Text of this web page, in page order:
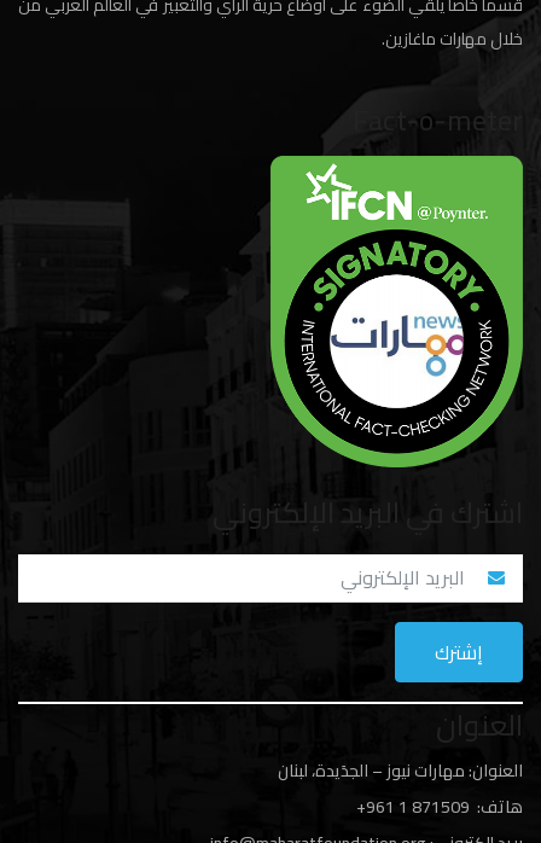
خلال مهارات ماغازين.
Fact-o-meter
اشترك في البريد الإلكتروني
العنوان
العنوان: مهارات نيوز – الجدَيدة، لبنان
هاتف: 1 871509 961+